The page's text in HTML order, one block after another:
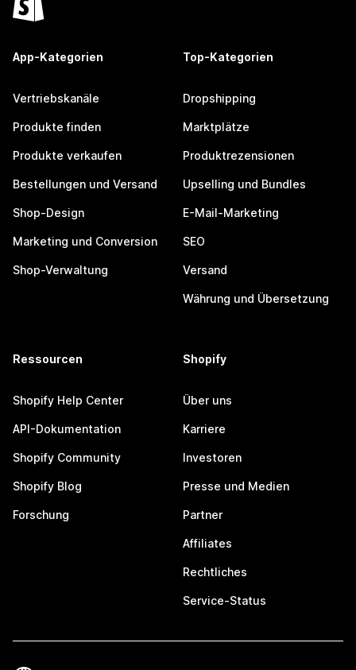
App-Kategorien
Vertriebskanäle
Produkte finden
Produkte verkaufen
Bestellungen und Versand
Shop-Design
Marketing und Conversion
Shop-Verwaltung
Top-Kategorien
Dropshipping
Marktplätze
Produktrezensionen
Upselling und Bundles
E-Mail-Marketing
SEO
Versand
Währung und Übersetzung
Ressourcen
Shopify Help Center
API-Dokumentation
Shopify Community
Shopify Blog
Forschung
Shopify
Über uns
Karriere
Investoren
Presse und Medien
Partner
Affiliates
Rechtliches
Service-Status